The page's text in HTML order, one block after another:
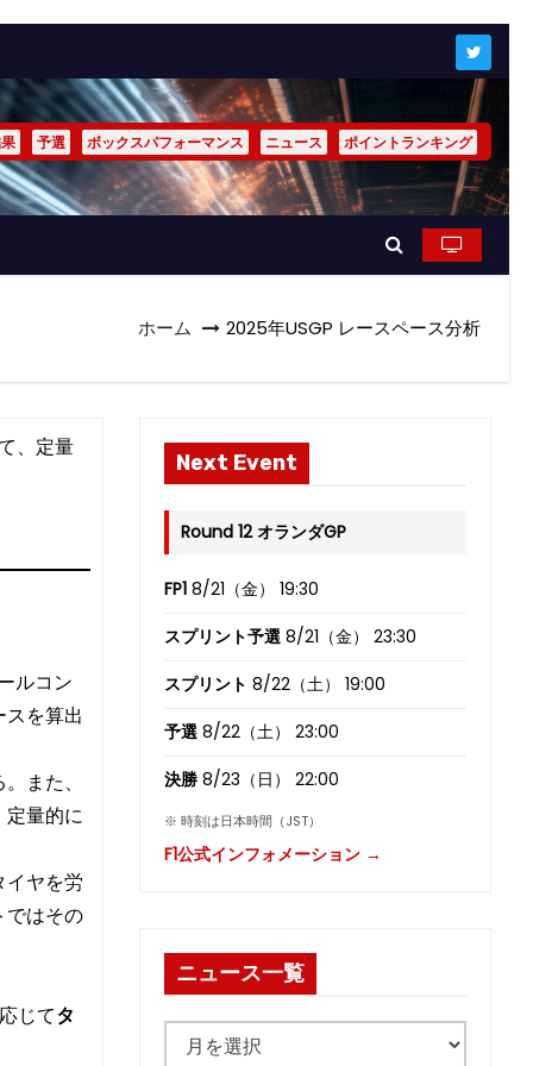
予選 ボックスパフォーマンス ニュース ポイントランキング
ホーム 2025年USGP レースペース分析
、定量
ルコン
を算出
また、
量的に
イヤを労
ではその
じてタ
Next Event
Round 12 オランダGP
FP1 8/21（金） 19:30
スプリント予選 8/21（金） 23:30
スプリント 8/22（土） 19:00
予選 8/22（土） 23:00
決勝 8/23（日） 22:00
※ 時刻は日本時間（JST）
F1公式インフォメーション →
ニュース一覧